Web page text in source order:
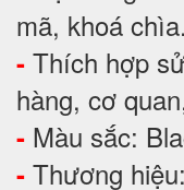
mã, khoá chìa.
- Thích hợp
hàng, cơ
- Màu sắc:
- Thương